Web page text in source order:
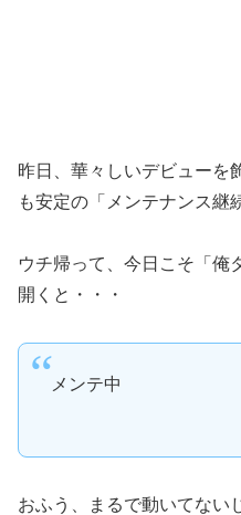
昨日、華々しいデビューを
も安定の「メンテナンス継
ウチ帰って、今日こそ「俺
開くと・・・
メンテ中
おふう、まるで動いてない